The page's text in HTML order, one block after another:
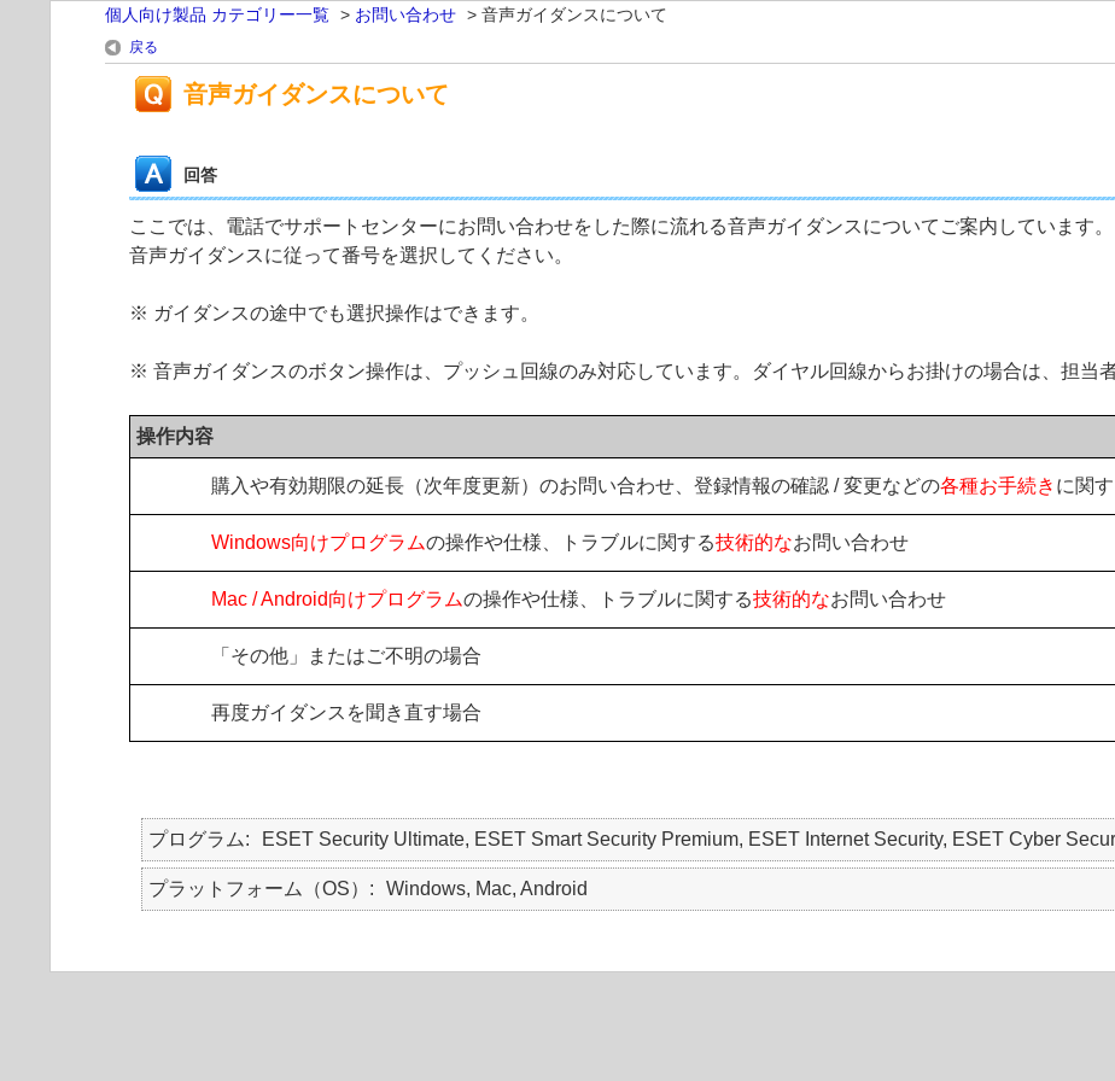
個人向け製品 カテゴリー一覧 > お問い合わせ > 音声ガイダンスについて
戻る
音声ガイダンスについて
回答
ここでは、電話でサポートセンターにお問い合わせをした際に流れる音声ガイダンスについてご案内しています。
音声ガイダンスに従って番号を選択してください。
※ ガイダンスの途中でも選択操作はできます。
※ 音声ガイダンスのボタン操作は、プッシュ回線のみ対応しています。ダイヤル回線からお掛けの場合は、担当
操作内容
購入や有効期限の延長（次年度更新）のお問い合わせ、登録情報の確認 / 変更などの各種お手続き に関
Windows向けプログラムの操作や仕様、トラブルに関する技術的なお問い合わせ
Mac / Android向けプログラムの操作や仕様、トラブルに関する技術的なお問い合わせ
「その他」またはご不明の場合
再度ガイダンスを聞き直す場合
プログラム ESET Security Ultimate, ESET Smart Security Premium, ESET Internet Security, ESET Cyber
プラットフォーム（OS） Windows, Mac, Android